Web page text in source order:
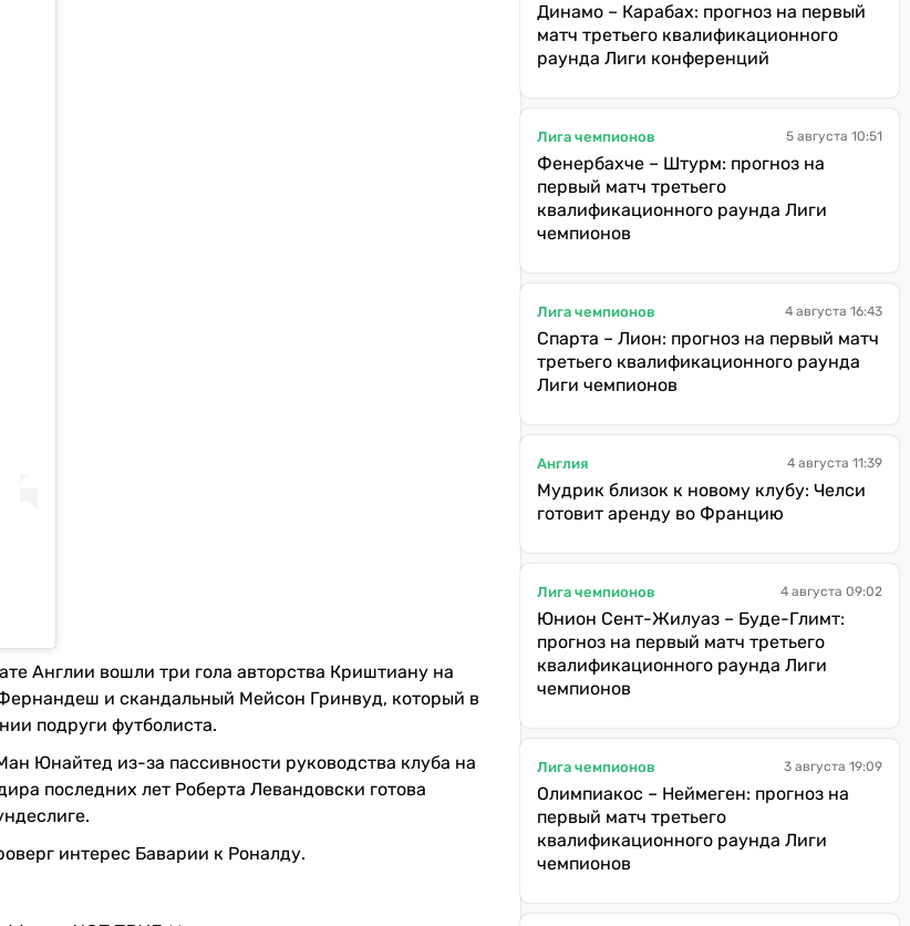
Англии вошли три гола авторства Криштиану на
и скандальный Мейсон Гринвуд, который в
подруги футболиста.
Юнайтед из-за пассивности руководства клуба на
последних лет Роберта Левандовски готова
интерес Баварии к Роналду.
Динамо – Карабах: прогноз на первый
матч третьего квалификационного
раунда Лиги конференций
Лига чемпионов 5 августа 10:51
Фенербахче – Штурм: прогноз на
первый матч третьего
квалификационного раунда Лиги
чемпионов
Лига чемпионов 4 августа 16:43
Спарта – Лион: прогноз на первый матч
третьего квалификационного раунда
Лиги чемпионов
Англия 4 августа 11:39
Мудрик близок к новому клубу: Челси
готовит аренду во Францию
Лига чемпионов 4 августа 09:02
Юнион Сент-Жилуаз – Буде-Глимт:
прогноз на первый матч третьего
квалификационного раунда Лиги
чемпионов
Лига чемпионов 3 августа 19:09
Олимпиакос – Неймеген: прогноз на
первый матч третьего
квалификационного раунда Лиги
чемпионов